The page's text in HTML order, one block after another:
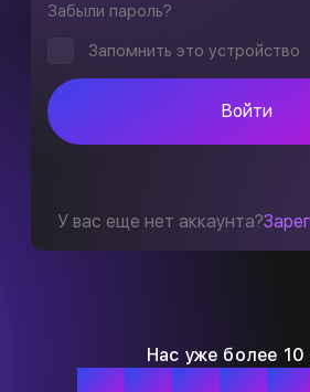
Нас уже более 10
Забыли пароль?
Запомнить это устройство
Войти
У вас еще нет аккаунта?